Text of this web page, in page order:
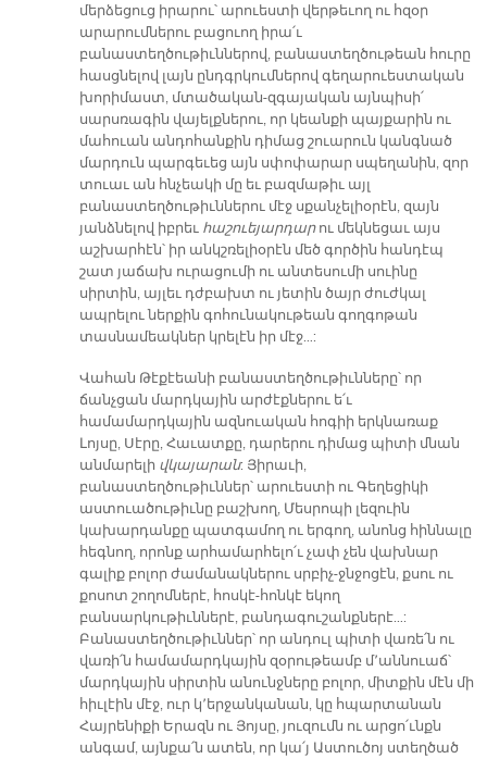
մերձեցուց իրարու՝ արուեստի վերթեւող ու հզօր
արարումներու բացուող իրա՛ւ
բանաստեղծութիւններով, բանաստեղծութեան հուրը
հասցնելով լայն ընդգրկումներով գեղարուեստական
խորիմաստ, մտածական-զգայական այնպիսի՛
սարսռագին վայելքներու, որ կեանքի պայքարին ու
մահուան անդոհանքին դիմաց շուարուն կանգնած
մարդուն պարգեւեց այն սփոփարար սպեղանին, զոր
տուաւ ան հնչեակի մը եւ բազմաթիւ այլ
բանաստեղծութիւններու մէջ սքանչելիօրէն, զայն
յանձնելով իբրեւ հաշուեյարդարու մեկնեցաւ այս
աշխարհէն՝ իր անկշռելիօրէն մեծ գործին հանդէպ
շատ յաճախ ուրացումի ու անտեսումի սուինը
սիրտին, այլեւ դժբախտ ու յետին ծայր ժուժկալ
ապրելու ներքին գոհունակութեան գողգոթան
տասնամեակներ կրելէն իր մէջ…:
Վահան Թէքէեանի բանաստեղծութիւնները՝ որ
ճանչցան մարդկային արժէքներու ե՛ւ
համամարդկային ազնուական հոգիի երկնառաք
Լոյսը, Սէրը, Հաւատքը, դարերու դիմաց պիտի մնան
անմարելի վկայարան: Յիրաւի,
բանաստեղծութիւններ՝ արուեստի ու Գեղեցիկի
աստուածութիւնը բաշխող, Մեսրոպի լեզուին
կախարդանքը պատգամող ու երգող, անոնց հիննալը
հեգնող, որոնք արհամարհելո՛ւ չափ չեն վախնար
գալիք բոլոր ժամանակներու սրբիչ-ջնջոցէն, քսու ու
քոսոտ շողոմներէ, հոսկէ-հոնկէ եկող
բանսարկութիւններէ, բանդագուշանքներէ…:
Բանաստեղծութիւններ՝ որ անդուլ պիտի վառե՛ն ու
վառի՛ն համամարդկային զօրութեամբ մ՚աննուաճ՝
մարդկային սիրտին անունջները բոլոր, միտքին մէն մի
հիւլէին մէջ, ուր կ՚երջանկանան, կը հպարտանան
Հայրենիքի Երազն ու Յոյսը, յուզումն ու արցո՛ւնքն
անգամ, այնքա՛ն ատեն, որ կա՛յ Աստուծոյ ստեղծած